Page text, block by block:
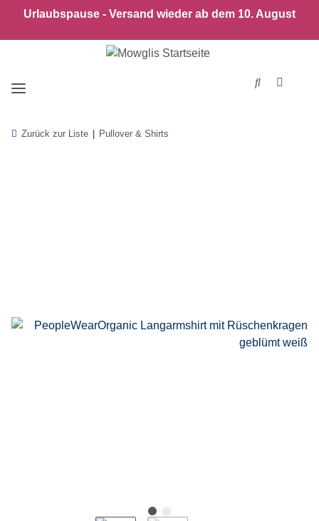
Urlaubspause - Versand wieder ab dem 10. August
Zurück zur Liste Pullover & Shirts